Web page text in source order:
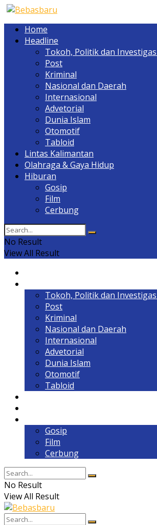
Home
Headline
Tokoh, Politik dan
Post
Kriminal
Nasional dan Daerah
Internasional
Advetorial
Dunia Islam
Otomotif
Tabloid
Lintas Kalimantan
Olahraga & Gaya Hidup
Hiburan
Gosip
Film
Cerbung
No Result
View All Result
Tokoh, Politik dan
Post
Kriminal
Nasional dan Daerah
Internasional
Advetorial
Dunia Islam
Otomotif
Tabloid
Gosip
Film
Cerbung
No Result
View All Result